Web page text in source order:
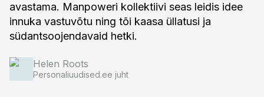
avastama. Manpoweri kollektiivi seas leidis idee
innuka vastuvõtu ning tõi kaasa üllatusi ja
südantsoojendavaid hetki.
Helen Roots
Personaliuudised.ee juht